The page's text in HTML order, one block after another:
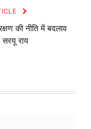
की नीति में बदलाव
राय